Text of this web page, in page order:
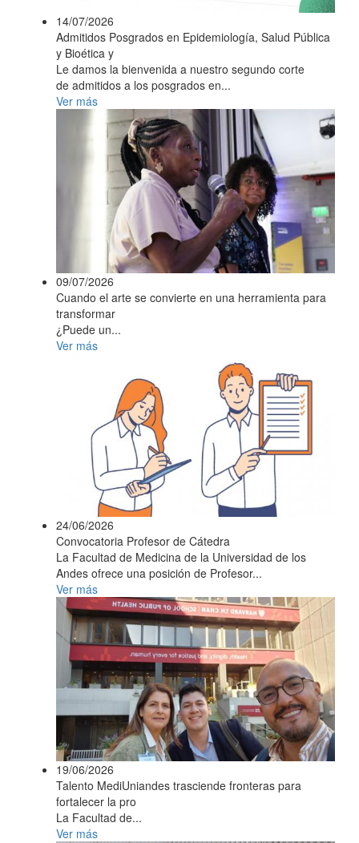
14/07/2026
Admitidos Posgrados en Epidemiología, Salud Pública
y Bioética y
Le damos la bienvenida a nuestro segundo corte
de admitidos a los posgrados en...
Ver más
09/07/2026
Cuando el arte se convierte en una herramienta para
transformar
¿Puede un...
Ver más
24/06/2026
Convocatoria Profesor de Cátedra
La Facultad de Medicina de la Universidad de los
Andes ofrece una posición de Profesor...
Ver más
19/06/2026
Talento MediUniandes trasciende fronteras para
fortalecer la pro
La Facultad de...
Ver más